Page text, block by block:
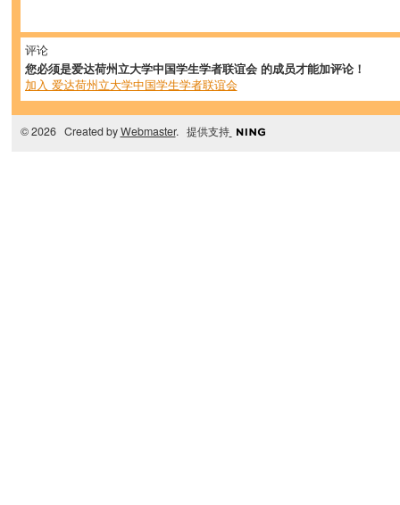
评论
您必须是爱达荷州立大学中国学生学者联谊会 的成员才能加评论！
加入 爱达荷州立大学中国学生学者联谊会
© 2026 Created byWebmaster. 提供支持